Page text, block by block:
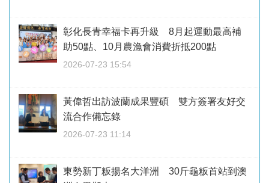
彰化長青幸福卡再升級 8月起運動最高補
助50點、10月農漁會消費折抵200點
2026-07-23 15:54
黃偉哲出訪波蘭成果豐碩 雙方簽署友好交
流合作備忘錄
2026-07-23 11:14
東勢新丁粄揚名大洋洲 30斤龜粄首站到澳